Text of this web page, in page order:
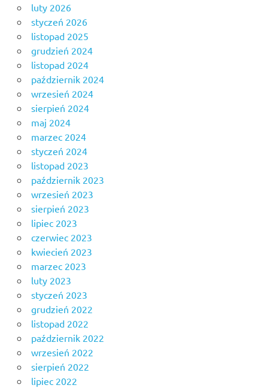
luty 2026
styczeń 2026
listopad 2025
grudzień 2024
listopad 2024
październik 2024
wrzesień 2024
sierpień 2024
maj 2024
marzec 2024
styczeń 2024
listopad 2023
październik 2023
wrzesień 2023
sierpień 2023
lipiec 2023
czerwiec 2023
kwiecień 2023
marzec 2023
luty 2023
styczeń 2023
grudzień 2022
listopad 2022
październik 2022
wrzesień 2022
sierpień 2022
lipiec 2022